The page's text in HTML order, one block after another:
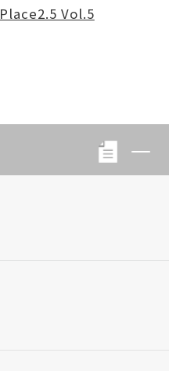
Place2.5 Vol.5